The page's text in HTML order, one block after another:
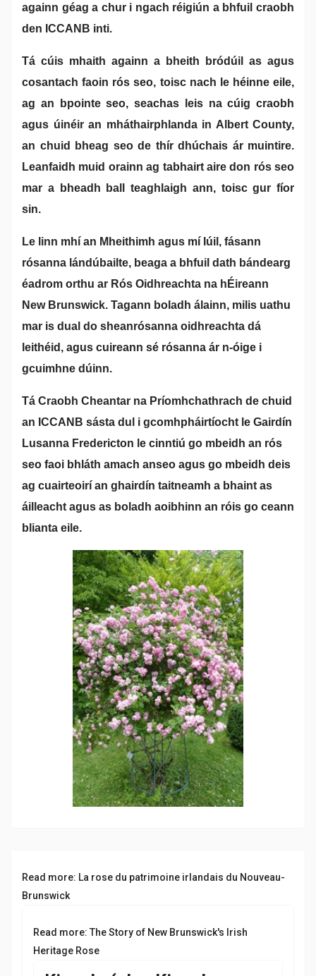
againn géag a chur i ngach réigiún a bhfuil craobh
den ICCANB inti.
Tá cúis mhaith againn a bheith bródúil as agus
cosantach faoin rós seo, toisc nach le héinne eile,
ag an bpointe seo, seachas leis na cúig craobh
agus úinéir an mháthairphlanda in Albert County,
an chuid bheag seo de thír dhúchais ár muintire.
Leanfaidh muid orainn ag tabhairt aire don rós seo
mar a bheadh ball teaghlaigh ann, toisc gur fíor
sin.
Le linn mhí an Mheithimh agus mí Iúil, fásann
rósanna lándúbailte, beaga a bhfuil dath bándearg
éadrom orthu ar Rós Oidhreachta na hÉireann
New Brunswick. Tagann boladh álainn, milis uathu
mar is dual do sheanrósanna oidhreachta dá
leithéid, agus cuireann sé rósanna ár n-óige i
gcuimhne dúinn.
Tá Craobh Cheantar na Príomhchathrach de chuid
an ICCANB sásta dul i gcomhpháirtíocht le Gairdín
Lusanna Fredericton le cinntiú go mbeidh an rós
seo faoi bhláth amach anseo agus go mbeidh deis
ag cuairteoirí an ghairdín taitneamh a bhaint as
áilleacht agus as boladh aoibhinn an róis go ceann
blianta eile.
Read more: La rose du patrimoine irlandais du Nouveau-
Brunswick
Read more: The Story of New Brunswick's Irish
Heritage Rose